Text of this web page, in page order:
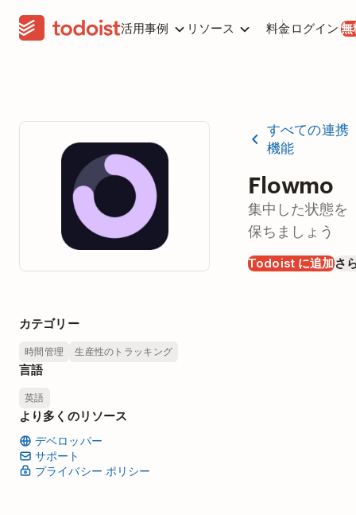
活用事例 リソース 料金 ログイン 無
すべての連携
機能
Flowmo
集中した状態を
保ちましょう
Todoist に追加さ
カテゴリー
時間管理 生産性のトラッキング
言語
英語
より多くのリソース
デベロッパー
サポート
プライバシー ポリシー